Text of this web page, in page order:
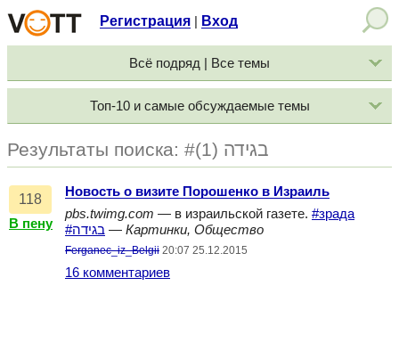
Регистрация Вход
Всё подряд | Все темы
Топ-10 и самые обсуждаемые темы
Результаты поиска: #בגידה (1)
118
В пену
Новость о визите Порошенко в Израиль
pbs.twimg.com — в израильской газете. #зрада
#בגידה — Картинки, Общество
Ferganec_iz_Belgii 20:07 25.12.2015
16 комментариев